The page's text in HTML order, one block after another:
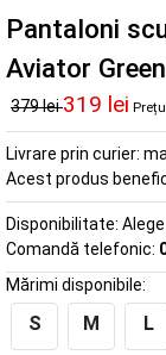
Pantaloni
Aviator Green
379 lei319 lei
Livrare prin curier:
Acest produs
Disponibilitate:
Comandă telefonic:
Mărimi disponibile:
S M L